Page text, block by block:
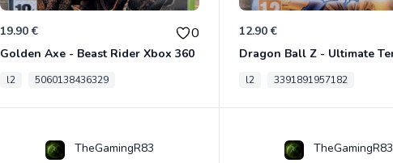
19.90 € 0
Golden Axe - Beast Rider Xbox 360
l2 5060138436329
12.90 €
l2 3391891957182
TheGamingR83 TheGamingR83